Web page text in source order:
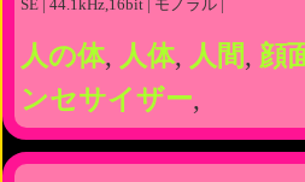
SE | 44.1kHz,16bit | モノラル |
人の体, 人体, 人間, 顔
ンセサイザー,